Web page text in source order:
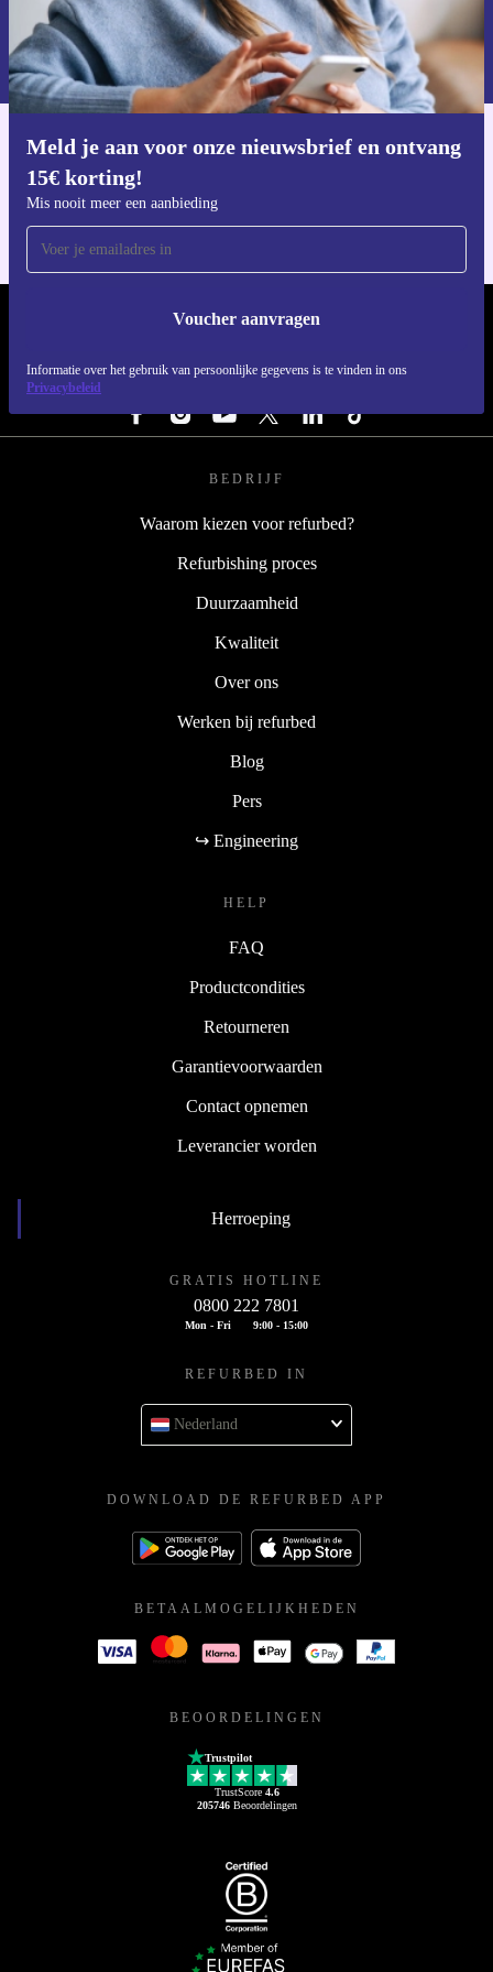
Meld je aan voor onze nieuwsbrief en ontvang
15€ korting!
Mis nooit meer een aanbieding
Voucher aanvragen
Informatie over het gebruik van persoonlijke gegevens is te vinden in ons
Privacybeleid
Voucher aanvragen
Informatie over het gebruik van persoonsgegevens vind je in ons
privacybeleid
Download de refurbed app
REFURBED NEDERLAND - RETHINK NEW.
VOLG ONS
BEDRIJF
Waarom kiezen voor refurbed?
Refurbishing proces
Duurzaamheid
Kwaliteit
Over ons
Werken bij refurbed
Blog
Pers
↪ Engineering
HELP
FAQ
Productcondities
Retourneren
Garantievoorwaarden
Contact opnemen
Leverancier worden
Herroeping
GRATIS HOTLINE
0800 222 7801
Mon - Fri 9:00 - 15:00
REFURBED IN
Nederland
DOWNLOAD DE REFURBED APP
BETAALMOGELIJKHEDEN
BEOORDELINGEN
Trustpilot
TrustScore 4.6
205746Beoordelingen